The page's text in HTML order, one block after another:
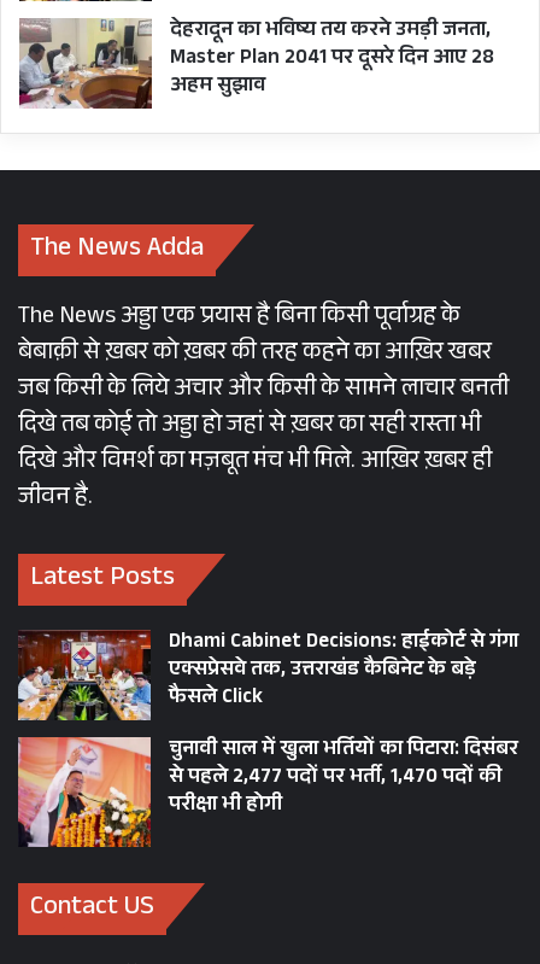
देहरादून का भविष्य तय करने उमड़ी जनता,
Master Plan 2041 पर दूसरे दिन आए 28
अहम सुझाव
The News Adda
The News अड्डा एक प्रयास है बिना किसी पूर्वाग्रह के
बेबाक़ी से ख़बर को ख़बर की तरह कहने का आख़िर खबर
जब किसी के लिये अचार और किसी के सामने लाचार बनती
दिखे तब कोई तो अड्डा हो जहां से ख़बर का सही रास्ता भी
दिखे और विमर्श का मज़बूत मंच भी मिले. आख़िर ख़बर ही
जीवन है.
Latest Posts
Dhami Cabinet Decisions: हाईकोर्ट से गंगा
एक्सप्रेसवे तक, उत्तराखंड कैबिनेट के बड़े
फैसले Click
चुनावी साल में खुला भर्तियों का पिटारा: दिसंबर
से पहले 2,477 पदों पर भर्ती, 1,470 पदों की
परीक्षा भी होगी
Contact US